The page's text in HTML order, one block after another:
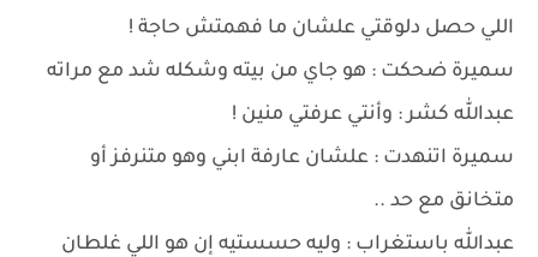
اللي حصل دلوقتي علشان ما فهمتش حاجة !
سميرة ضحكت : هو جاي من بيته وشكله شد مع مراته
عبدالله كشر : وأنتي عرفتي منين !
سميرة اتنهدت : علشان عارفة ابني وهو متنرفز أو
متخانق مع حد ..
عبدالله باستغراب : وليه حسستيه إن هو اللي غلطان